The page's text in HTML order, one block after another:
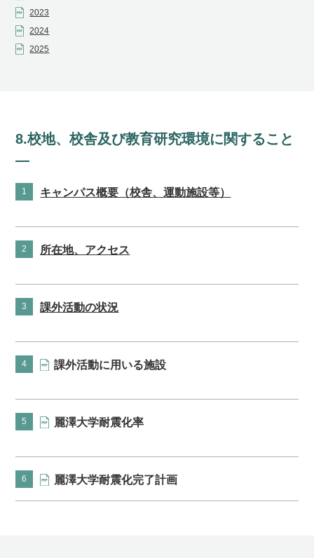
2023
2024
2025
8.校地、校舎及び教育研究環境に関すること
1 キャンパス概要（校舎、運動施設等）
2 所在地、アクセス
3 課外活動の状況
4 課外活動に用いる施設
5 麗澤大学耐震化率
6 麗澤大学耐震化完了計画